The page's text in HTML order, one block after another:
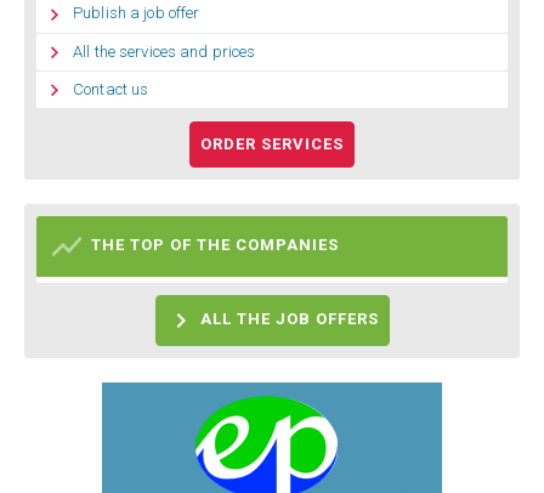
 Publish a job offer
 All the services and prices
 Contact us
ORDER SERVICES
 THE TOP OF THE COMPANIES
 ALL THE JOB OFFERS